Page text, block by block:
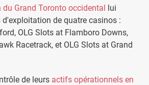
du Grand Toronto occidental lui
de quatre casinos :
OLG Slots at Flamboro Downs,
Racetrack, et OLG Slots at Grand
de leurs actifs opérationnels en